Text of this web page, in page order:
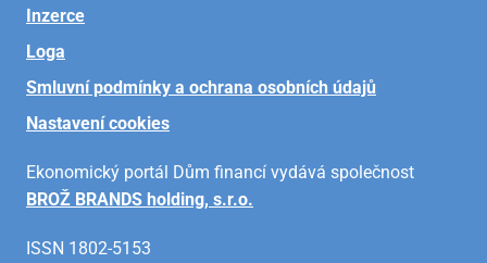
Inzerce
Loga
Smluvní podmínky a ochrana osobních údajů
Nastavení cookies
Ekonomický portál Dům financí vydává společnost
BROŽ BRANDS holding, s.r.o.
ISSN 1802-5153